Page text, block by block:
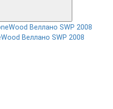
Веллано SWP 2008